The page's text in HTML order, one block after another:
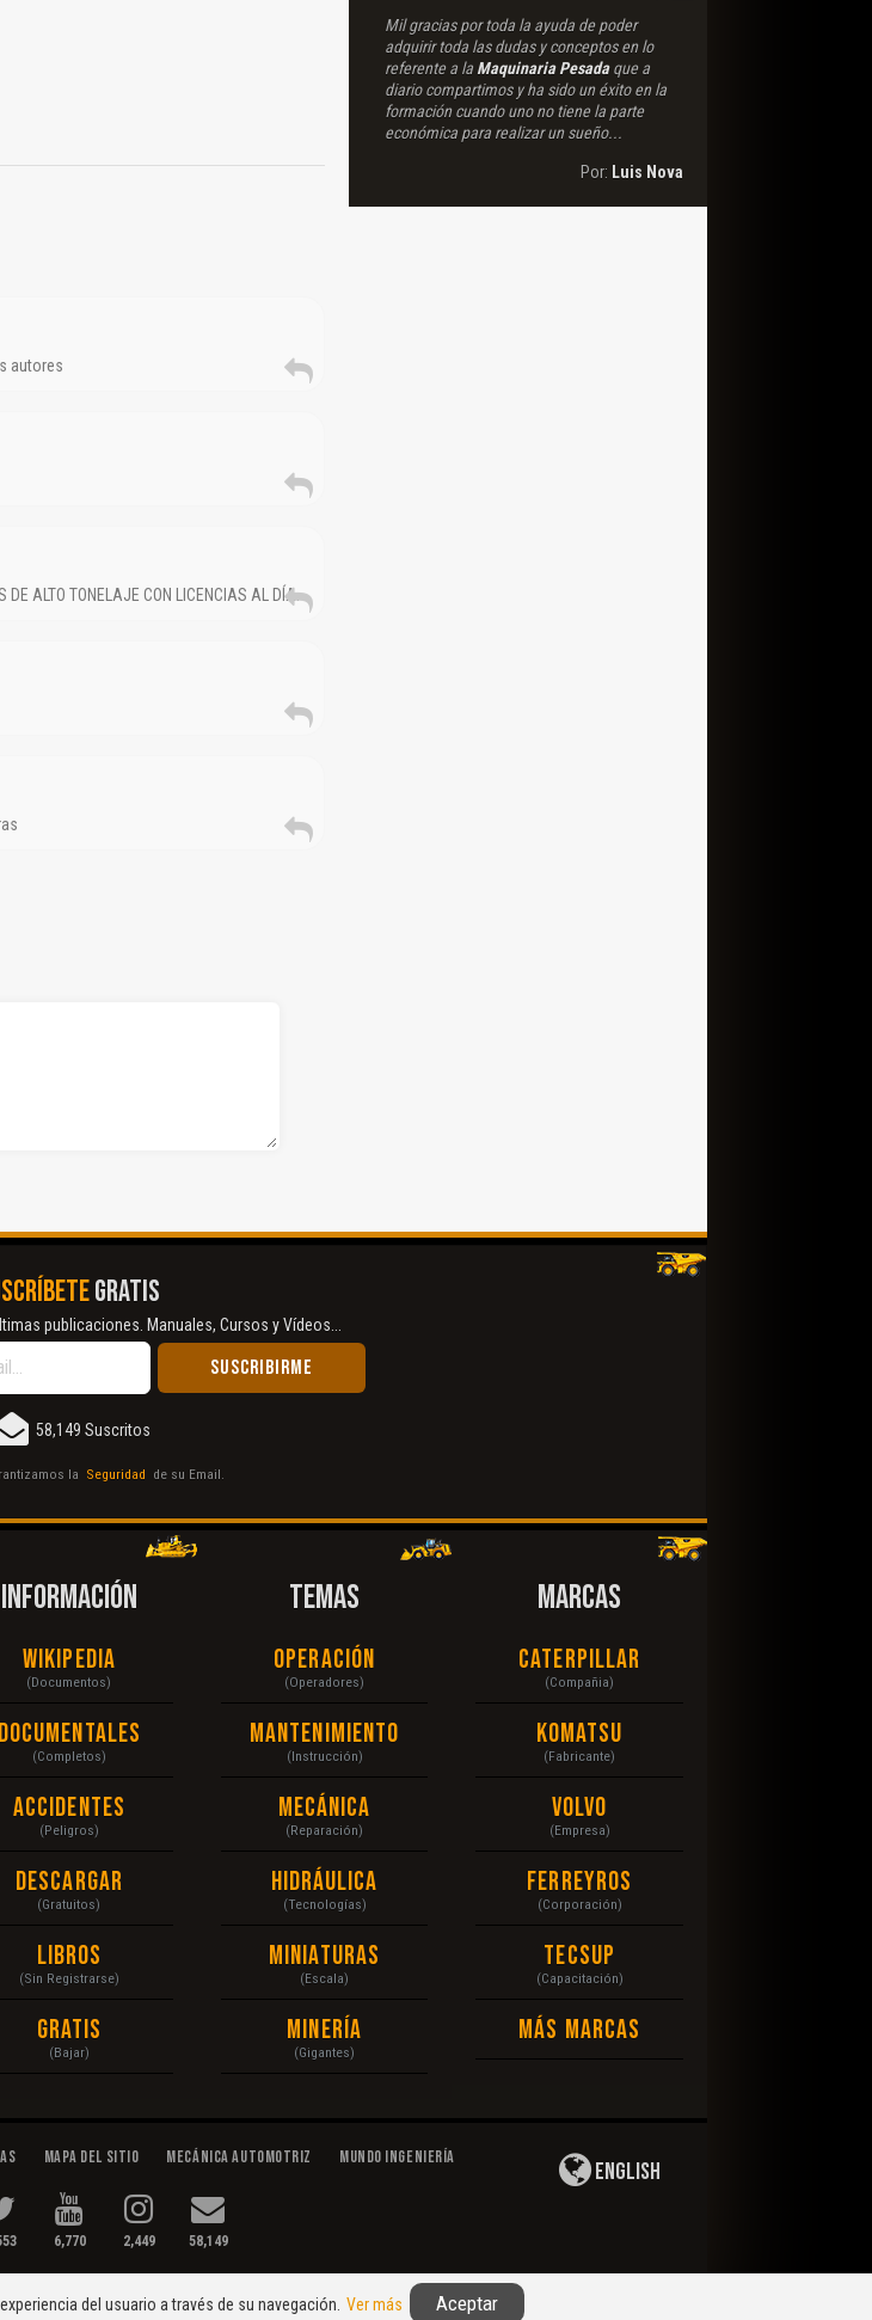
autores
ALTO TONELAJE CON LICENCIAS AL DÍA.
Mil gracias por toda la ayuda de poder
adquirir toda las dudas y conceptos en lo
referente a la Maquinaria Pesadaque a
diario compartimos y ha sido un éxito en la
formación cuando uno no tiene la parte
económica para realizar un sueño...
Por: Luis Nova
GRATIS
publicaciones. Manuales, Cursos y Vídeos...
58,149 Suscritos
la Seguridad de su Email.
INFORMACIÓN
Wikipedia
(Documentos)
Documentales
(Completos)
Accidentes
(Peligros)
Descargar
(Gratuitos)
Libros
(Sin Registrarse)
Gratis
(Bajar)
TEMAS
Operación
(Operadores)
Mantenimiento
(Instrucción)
Mecánica
(Reparación)
Hidráulica
(Tecnologías)
Miniaturas
(Escala)
Minería
(Gigantes)
MARCAS
Caterpillar
(Compañia)
Komatsu
(Fabricante)
Volvo
(Empresa)
Ferreyros
(Corporación)
Tecsup
(Capacitación)
Más Marcas
Mapa del Sitio Mecánica Automotriz Mundo Ingeniería
6,770 2,449 58,149
English
|Derechos de Autor
no se visualiza el contenido.
tipo de error...
del usuario a través de su navegación. Ver más Aceptar